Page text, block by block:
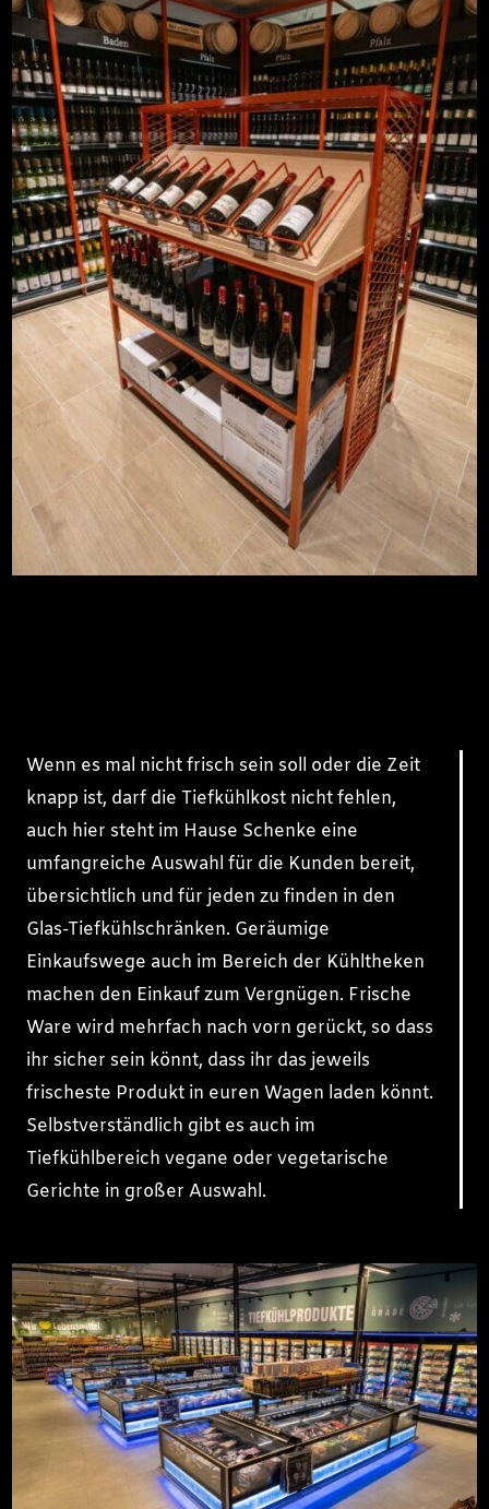
Wenn es mal nicht frisch sein soll oder die Zeit
knapp ist, darf die Tiefkühlkost nicht fehlen,
auch hier steht im Hause Schenke eine
umfangreiche Auswahl für die Kunden bereit,
übersichtlich und für jeden zu finden in den
Glas-Tiefkühlschränken. Geräumige
Einkaufswege auch im Bereich der Kühltheken
machen den Einkauf zum Vergnügen. Frische
Ware wird mehrfach nach vorn gerückt, so dass
ihr sicher sein könnt, dass ihr das jeweils
frischeste Produkt in euren Wagen laden könnt.
Selbstverständlich gibt es auch im
Tiefkühlbereich vegane oder vegetarische
Gerichte in großer Auswahl.